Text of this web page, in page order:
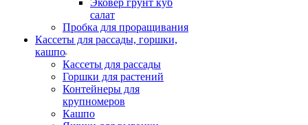
Эковер грунт куб
салат
Пробка для проращивания
Кассеты для рассады, горшки,
кашпо
Кассеты для рассады
Горшки для растений
Контейнеры для
крупномеров
Кашпо